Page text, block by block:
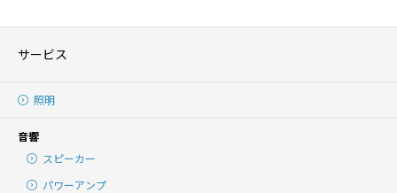
サービス
照明
音響
スピーカー
パワーアンプ